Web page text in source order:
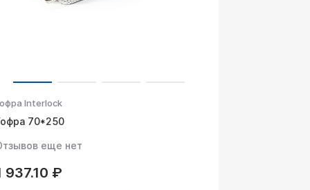
Interlock
70*250
еще нет
937.10 ₽